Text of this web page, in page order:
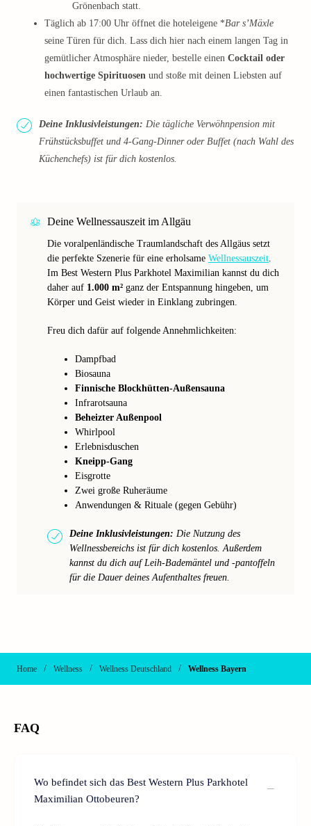
Grönenbach statt.
Täglich ab 17:00 Uhr öffnet die hoteleigene *Bar s’Mäxle
seine Türen für dich. Lass dich hier nach einem langen Tag in
gemütlicher Atmosphäre nieder, bestelle einen Cocktail oder
hochwertige Spirituosen und stoße mit deinen Liebsten auf
einen fantastischen Urlaub an.
Deine Inklusivleistungen: Die tägliche Verwöhnpension mit
Frühstücksbuffet und 4-Gang-Dinner oder Buffet (nach Wahl des
Küchenchefs) ist für dich kostenlos.
Deine Wellnessauszeit im Allgäu
Die voralpenländische Traumlandschaft des Allgäus setzt
die perfekte Szenerie für eine erholsame Wellnessauszeit.
Im Best Western Plus Parkhotel Maximilian kannst du dich
daher auf 1.000 m² ganz der Entspannung hingeben, um
Körper und Geist wieder in Einklang zubringen.
Freu dich dafür auf folgende Annehmlichkeiten:
Dampfbad
Biosauna
Finnische Blockhütten-Außensauna
Infrarotsauna
Beheizter Außenpool
Whirlpool
Erlebnisduschen
Kneipp-Gang
Eisgrotte
Zwei große Ruheräume
Anwendungen & Rituale (gegen Gebühr)
Deine Inklusivleistungen: Die Nutzung des
Wellnessbereichs ist für dich kostenlos. Außerdem
kannst du dich auf Leih-Bademäntel und -pantoffeln
für die Dauer deines Aufenthaltes freuen.
Home / Wellness / Wellness Deutschland / Wellness Bayern
FAQ
Wo befindet sich das Best Western Plus Parkhotel
Maximilian Ottobeuren?